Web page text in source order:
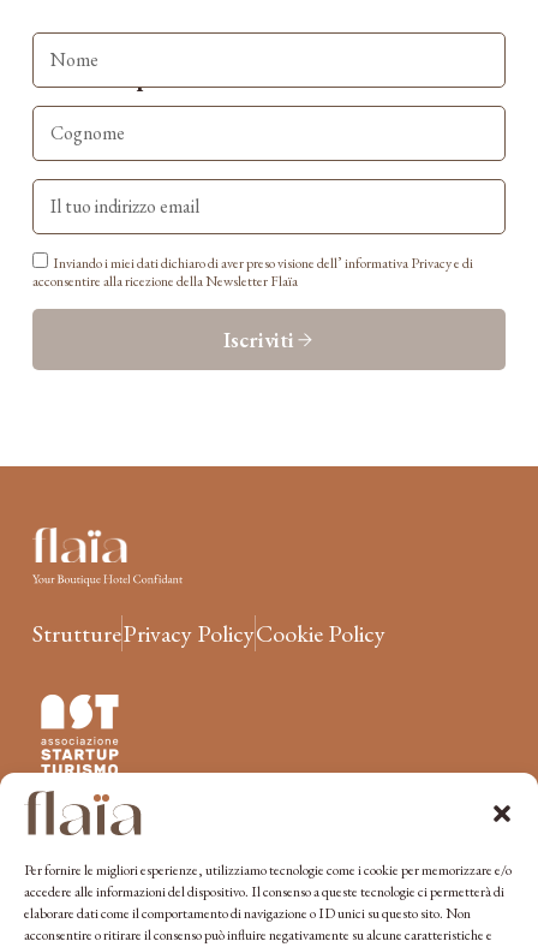
Per fornire le migliori esperienze, utilizziamo tecnologie come i cookie per memorizzare e/o
accedere alle informazioni del dispositivo. Il consenso a queste tecnologie ci permetterà di
elaborare dati come il comportamento di navigazione o ID unici su questo sito. Non
acconsentire o ritirare il consenso può influire negativamente su alcune caratteristiche e
Unisciti a Flaïa e inizia a viaggiare prima
ancora di partire.
Inviando i miei dati dichiaro di aver preso visione dell’ informativa Privacy e di
acconsentire alla ricezione della Newsletter Flaïa
Iscriviti
StrutturePrivacy PolicyCookie Policy
Unisciti a flaïa